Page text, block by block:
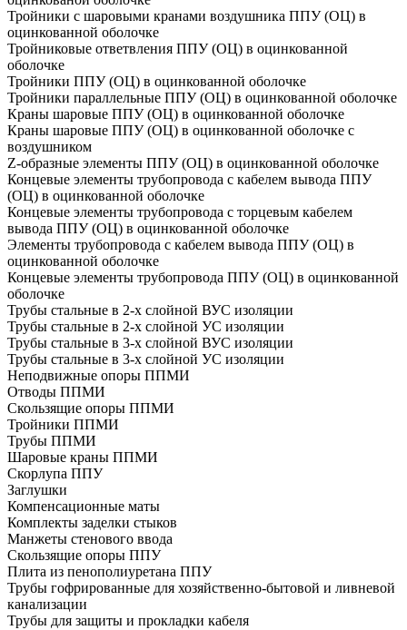
Тройники с шаровыми кранами воздушника ППУ (ОЦ) в
оцинкованной оболочке
Тройниковые ответвления ППУ (ОЦ) в оцинкованной
оболочке
Тройники ППУ (ОЦ) в оцинкованной оболочке
Тройники параллельные ППУ (ОЦ) в оцинкованной оболочке
Краны шаровые ППУ (ОЦ) в оцинкованной оболочке
Краны шаровые ППУ (ОЦ) в оцинкованной оболочке с
воздушником
Z-образные элементы ППУ (ОЦ) в оцинкованной оболочке
Концевые элементы трубопровода с кабелем вывода ППУ
(ОЦ) в оцинкованной оболочке
Концевые элементы трубопровода с торцевым кабелем
вывода ППУ (ОЦ) в оцинкованной оболочке
Элементы трубопровода с кабелем вывода ППУ (ОЦ) в
оцинкованной оболочке
Концевые элементы трубопровода ППУ (ОЦ) в оцинкованной
оболочке
Трубы стальные в 2-х слойной ВУС изоляции
Трубы стальные в 2-х слойной УС изоляции
Трубы стальные в 3-х слойной ВУС изоляции
Трубы стальные в 3-х слойной УС изоляции
Неподвижные опоры ППМИ
Отводы ППМИ
Скользящие опоры ППМИ
Тройники ППМИ
Трубы ППМИ
Шаровые краны ППМИ
Скорлупа ППУ
Заглушки
Компенсационные маты
Комплекты заделки стыков
Манжеты стенового ввода
Скользящие опоры ППУ
Плита из пенополиуретана ППУ
Трубы гофрированные для хозяйственно-бытовой и ливневой
канализации
Трубы для защиты и прокладки кабеля